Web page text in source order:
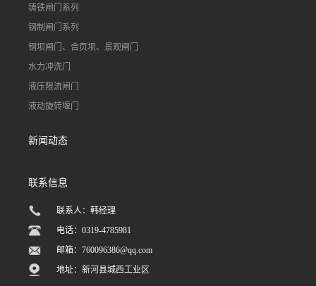
铸铁闸门系列
钢制闸门系列
钢坝闸门、合页坝、景观闸门
水力冲洗门
液压限流闸门
液动旋转堰门
新闻动态
联系信息
联系人：韩经理
电话：0319-4785981
邮箱：760096386@qq.com
地址：新河县城西工业区